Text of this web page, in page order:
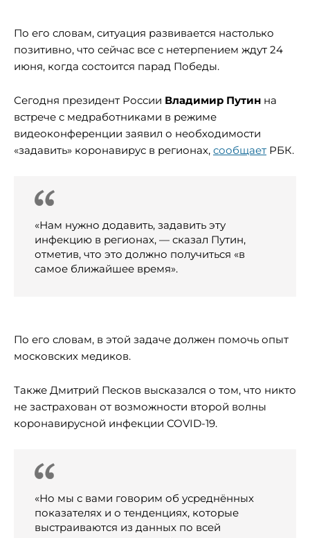
По его словам, ситуация развивается настолько
позитивно, что сейчас все с нетерпением ждут 24
июня, когда состоится парад Победы.
Сегодня президент России Владимир Путин на
встрече с медработниками в режиме
видеоконференции заявил о необходимости
«задавить» коронавирус в регионах, сообщает РБК.
«Нам нужно додавить, задавить эту
инфекцию в регионах, — сказал Путин,
отметив, что это должно получиться «в
самое ближайшее время».
По его словам, в этой задаче должен помочь опыт
московских медиков.
Также Дмитрий Песков высказался о том, что никто
не застрахован от возможности второй волны
коронавирусной инфекции COVID-19.
«Но мы с вами говорим об усреднённых
показателях и о тенденциях, которые
выстраиваются из данных по всей